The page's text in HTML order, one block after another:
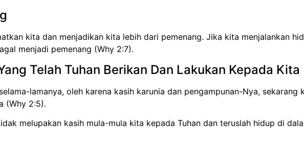
kita dan menjadikan kita lebih dari pemenang. Jika kita menjalankan
menjadi pemenang (Why 2:7).
Telah Tuhan Berikan Dan Lakukan Kepada Kita
lamanya, oleh karena kasih karunia dan pengampunan-Nya,
(Why 2:5).
melupakan kasih mula-mula kita kepada Tuhan dan teruslah hidup di